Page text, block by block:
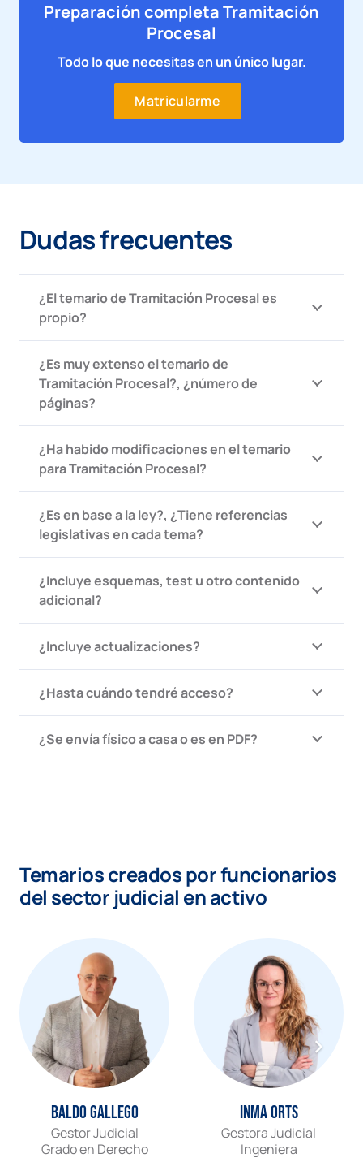
Preparación completa Tramitación
Procesal
Todo lo que necesitas en un único lugar.
Matricularme
Dudas frecuentes
¿El temario de Tramitación Procesal es
propio?
¿Es muy extenso el temario de
Tramitación Procesal?, ¿número de
páginas?
¿Ha habido modificaciones en el temario
para Tramitación Procesal?
¿Es en base a la ley?, ¿Tiene referencias
legislativas en cada tema?
¿Incluye esquemas, test u otro contenido
adicional?
¿Incluye actualizaciones?
¿Hasta cuándo tendré acceso?
¿Se envía físico a casa o es en PDF?
Temarios creados por funcionarios
del sector judicial en activo
Baldo Gallego
Gestor Judicial
Grado en Derecho
Inma Orts
Gestora Judicial
Ingeniera